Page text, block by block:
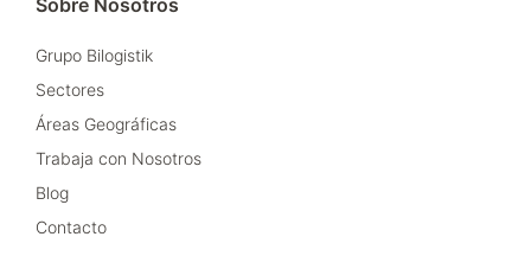
Grupo Bilogistik
Sectores
Áreas Geográficas
Trabaja con Nosotros
Blog
Contacto